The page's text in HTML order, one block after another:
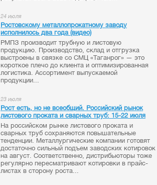
24 июля
Ростовскому металлопрокатному заводу
исполнилось два года (видео)
РМПЗ производит трубную и листовую
продукцию. Производство, склад и отгрузка
выстроены в связке со СМЦ «Таганрог» — это
короткое плечо до клиента и оптимизированная
логистика. Ассортимент выпускаемой
продукции...
23 июля
Рост есть, но не всеобщий. Российский рынок
листового проката и сварных труб: 15-22 июля
На российском рынке листового проката и
сварных труб сохраняются повышательные
тенденции. Металлургические компании готовят
достаточно сильный подъем заводских котировок
на август. Соответственно, дистрибьюторы тоже
регулярно пересматривают котировки в прайс-
листах в сторону роста...